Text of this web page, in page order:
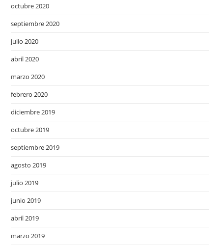
octubre 2020
septiembre 2020
julio 2020
abril 2020
marzo 2020
febrero 2020
diciembre 2019
octubre 2019
septiembre 2019
agosto 2019
julio 2019
junio 2019
abril 2019
marzo 2019